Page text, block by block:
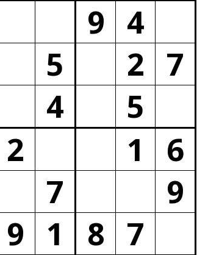
9 4
5 2 7
4
5
2 1
6
7
9
9 1 8 7